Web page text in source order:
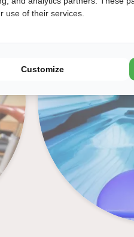
use of their services.
Customize